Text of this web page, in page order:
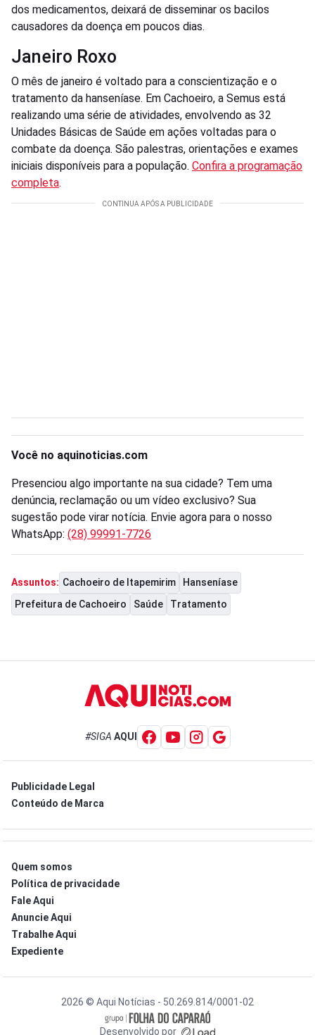
dos medicamentos, deixará de disseminar os bacilos
causadores da doença em poucos dias.
Janeiro Roxo
O mês de janeiro é voltado para a conscientização e o
tratamento da hanseníase. Em Cachoeiro, a Semus está
realizando uma série de atividades, envolvendo as 32
Unidades Básicas de Saúde em ações voltadas para o
combate da doença. São palestras, orientações e exames
iniciais disponíveis para a população. Confira a programação
completa.
Você no aquinoticias.com
Presenciou algo importante na sua cidade? Tem uma
denúncia, reclamação ou um vídeo exclusivo? Sua
sugestão pode virar notícia. Envie agora para o nosso
WhatsApp: (28) 99991-7726
Assuntos: Cachoeiro de Itapemirim
Hanseníase
Prefeitura de Cachoeiro
Saúde Tratamento
#SIGA AQUI
Publicidade Legal
Conteúdo de Marca
Quem somos
Política de privacidade
Fale Aqui
Anuncie Aqui
Trabalhe Aqui
Expediente
2026 © Aqui Notícias - 50.269.814/0001-02
Desenvolvido por